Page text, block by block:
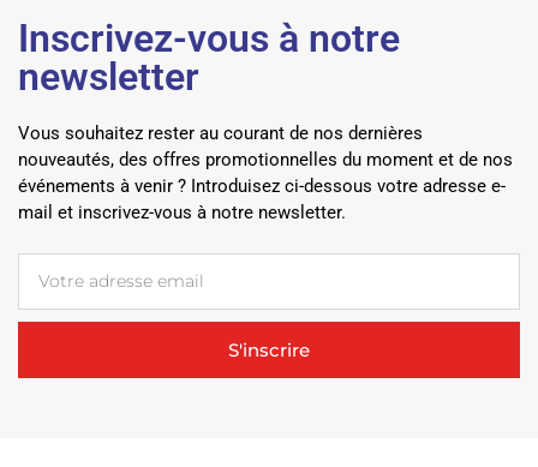
Inscrivez-vous à notre
newsletter
Vous souhaitez rester au courant de nos dernières
nouveautés, des offres promotionnelles du moment et de nos
événements à venir ? Introduisez ci-dessous votre adresse e-
mail et inscrivez-vous à notre newsletter.
S'inscrire